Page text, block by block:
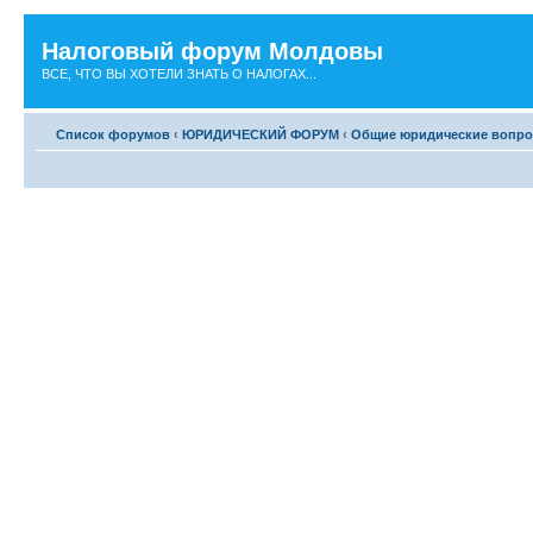
Налоговый форум Молдовы
ВСЕ, ЧТО ВЫ ХОТЕЛИ ЗНАТЬ О НАЛОГАХ...
Список форумов ‹ ЮРИДИЧЕСКИЙ ФОРУМ ‹ Общие юридические